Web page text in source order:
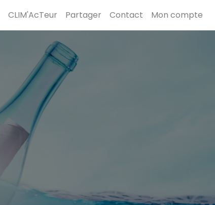
CLIM'AcTeur Partager Contact Mon compte